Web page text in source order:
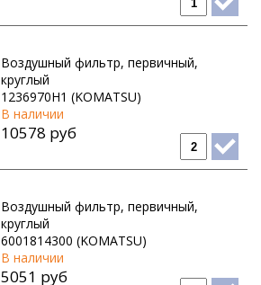
Воздушный фильтр, первичный,
круглый
1236970H1 (KOMATSU)
В наличии
10578 руб
Воздушный фильтр, первичный,
круглый
6001814300 (KOMATSU)
В наличии
5051 руб